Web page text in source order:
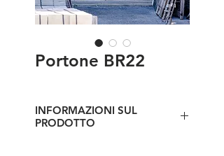
Portone BR22
INFORMAZIONI SUL
PRODOTTO